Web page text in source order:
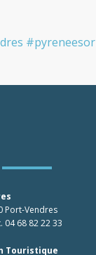
Port-Vendres
04 68 82 22 33
Touristique